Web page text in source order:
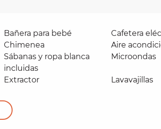
Bañera para bebé
Cafetera
Chimenea
Aire
Sábanas y ropa blanca
incluidas
Microondas
Extractor Lavavajillas